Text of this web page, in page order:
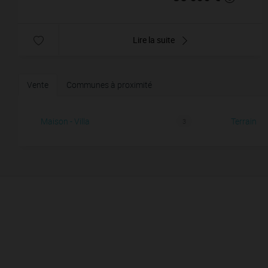
Lire la suite
Vente Communes à proximité
Maison - Villa Terrain